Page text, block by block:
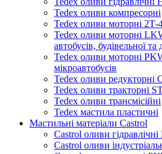
Tedex оливи компресорні
Tedex оливи моторні 2Т-
Tedex оливи моторні
автобусів, будівельної
Tedex оливи моторні
мікроавтобусів
Tedex оливи редукторні
Tedex оливи тракторні
Tedex оливи трансмісійні
Tedex мастила пластичні
Мастильні матеріали Castrol
Castrol оливи
Castrol оливи